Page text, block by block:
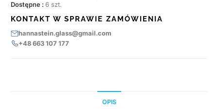
Dostępne :6 szt.
KONTAKT W SPRAWIE ZAMÓWIENIA
hannastein.glass@gmail.com
+48 663 107 177
OPIS